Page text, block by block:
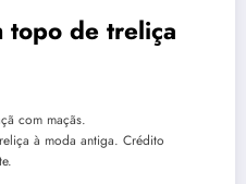
topo de treliça
à moda antiga. Crédito